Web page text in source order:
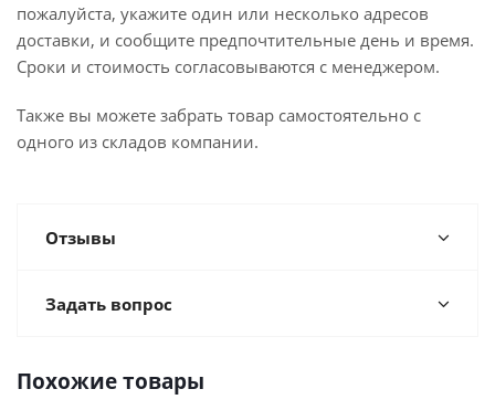
пожалуйста, укажите один или несколько адресов
доставки, и сообщите предпочтительные день и время.
Сроки и стоимость согласовываются с менеджером.
Также вы можете забрать товар самостоятельно с
одного из складов компании.
Отзывы
Задать вопрос
Похожие товары